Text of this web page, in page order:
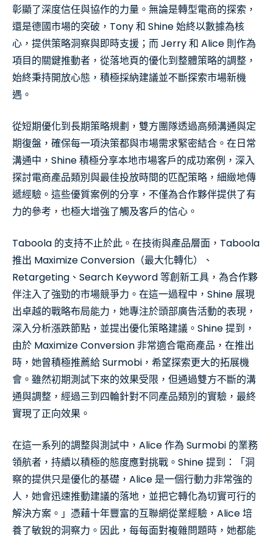
彰顯了深度信任與協作的力量。無論是轉型電商的探索，
還是德國市場的突破，Tony 和 Shine 始終以數據為核
心，提供策略洞察與即時支援；而 Jerry 和 Alice 則作為
項目的關鍵推動者，從落地頁的優化到整體策略的調整，
始終秉持開放心態，積極採納建議並不斷探索市場新機
遇。
從短期優化到長期策略規劃，雙方團隊透過高頻溝通與定
期復盤，確保每一項決策都與市場需求緊密結合。在日常
溝通中，Shine 積極分享本地市場客戶的成功案例，深入
探討電商產品類別與最佳投放時間的匹配策略，細緻地傳
遞經驗。這些優質案例的分享，不僅為合作夥伴提供了有
力的參考，也極大增強了觸及客戶的信心。
Taboola 的支持不止於此。在技術與產品層面，Taboola
推出 Maximize Conversion（最大化轉化）、
Retargeting、Search Keyword 等創新工具，為合作夥
伴注入了強勁的市場競爭力。在這一過程中，Shine 展現
出卓越的戰略布局能力，她專注於頭部廣告活動的表現，
深入分析漲跌節點，並提出優化策略建議。Shine 提到，
由於 Maximize Conversion 非常適合電商產品，在推出
時，她曾積極推薦給 Surmobi，希望探索更大的拓展機
會。雖然初期測試下來的效果受限，但通過雙方不斷的溝
通與調整，經過三到四輪針對不同產品類別的實驗，最終
實現了正向效果。
在這一系列的調整與測試中，Alice 作為 Surmobi 的業務
領航者，持續以積極的態度應對挑戰。Shine 提到：「洞
察的提供只是優化的基礎，Alice 是一個行動力非常強的
人，她會迅速推動建議的落地，並把它轉化為切實可行的
解決方案。」憑藉十年豐富的互聯網從業經驗，Alice 培
養了敏銳的洞察力。因此，每每面對複雜問題時，她都能